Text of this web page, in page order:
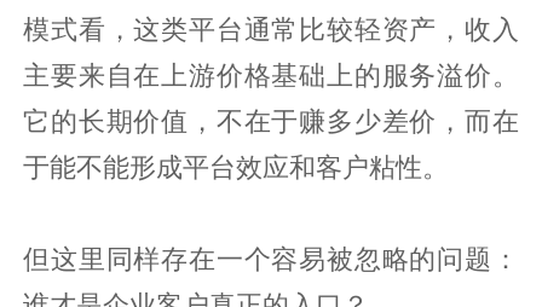
模式看，这类平台通常比较轻资产，收入
主要来自在上游价格基础上的服务溢价。
它的长期价值，不在于赚多少差价，而在
于能不能形成平台效应和客户粘性。
但这里同样存在一个容易被忽略的问题：